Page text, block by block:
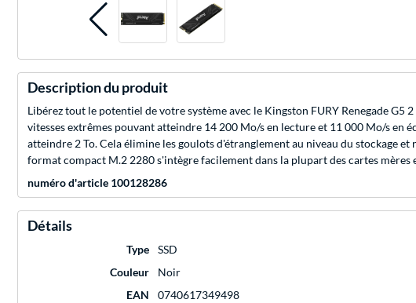
Description du produit
Libérez tout le potentiel de votre système avec le Kingston FURY Renegade G5
vitesses extrêmes pouvant atteindre 14 200 Mo/s en lecture et 11 000 Mo/s en
atteindre 2 To. Cela élimine les goulots d'étranglement au niveau du stockage
format compact M.2 2280 s'intègre facilement dans la plupart des cartes mères
numéro d'article 100128286
Détails
Type
SSD
Couleur
Noir
EAN
0740617349498